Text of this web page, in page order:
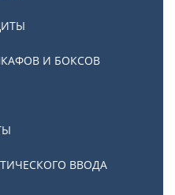
И БОКСОВ
ВВОДА